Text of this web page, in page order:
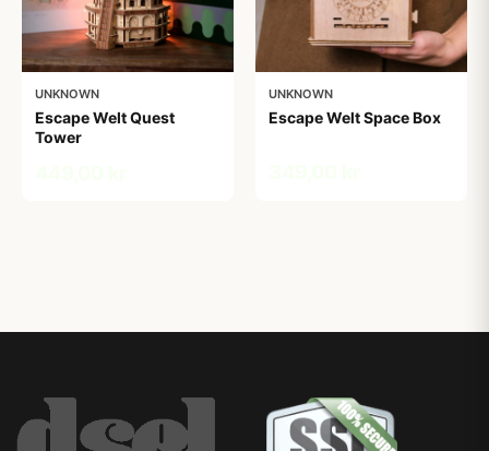
UNKNOWN
Escape Welt Quest
Tower
UNKNOWN
Escape Welt Space Box